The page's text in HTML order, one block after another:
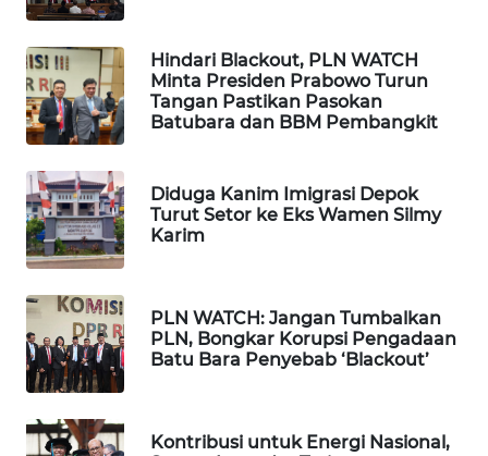
Hindari Blackout, PLN WATCH
Minta Presiden Prabowo Turun
Tangan Pastikan Pasokan
Batubara dan BBM Pembangkit
Diduga Kanim Imigrasi Depok
Turut Setor ke Eks Wamen Silmy
Karim
PLN WATCH: Jangan Tumbalkan
PLN, Bongkar Korupsi Pengadaan
Batu Bara Penyebab ‘Blackout’
Kontribusi untuk Energi Nasional,
WN
SAMOSIR
WN
PADANG
LAWAS
WN
SUMEDANG
CIANJUR
WN
KEPULAUAN